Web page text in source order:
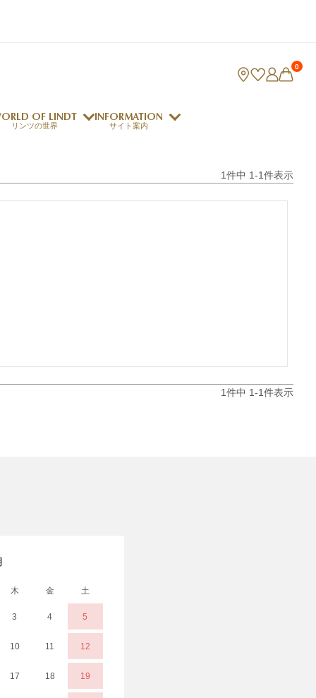
0
OF LINDT
リンツの世界
ロジャーフェデラー
INFORMATION
サイト案内
1件中 1-1件表示
1件中 1-1件表示
木 金 土
3 4 5
10 11 12
17 18 19